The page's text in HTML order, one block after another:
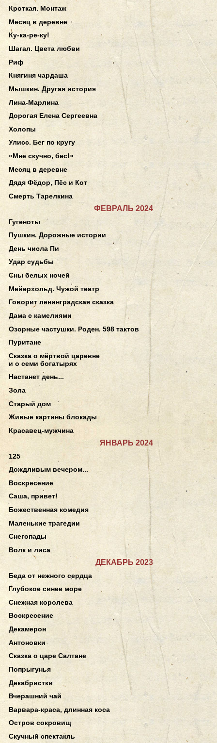
Кроткая. Монтаж
Месяц в деревне
Ку-ка-ре-ку!
Шагал. Цвета любви
Риф
Княгиня чардаша
Мышкин. Другая история
Лина-Марлина
Дорогая Елена Сергеевна
Холопы
Улисс. Бег по кругу
«Мне скучно, бес!»
Месяц в деревне
Дядя Фёдор, Пёс и Кот
Смерть Тарелкина
ФЕВРАЛЬ 2024
Гугеноты
Пушкин. Дорожные истории
День числа Пи
Удар судьбы
Сны белых ночей
Мейерхольд. Чужой театр
Говорит ленинградская сказка
Дама с камелиями
Озорные частушки. Роден. 598 тактов
Пуритане
Сказка о мёртвой царевне
и о семи богатырях
Настанет день...
Зола
Старый дом
Живые картины блокады
Красавец-мужчина
ЯНВАРЬ 2024
125
Дождливым вечером...
Воскресение
Саша, привет!
Божественная комедия
Маленькие трагедии
Снегопады
Волк и лиса
ДЕКАБРЬ 2023
Беда от нежного сердца
Глубокое синее море
Снежная королева
Воскресение
Декамерон
Антоновки
Сказка о царе Салтане
Попрыгунья
Декабристки
Вчерашний чай
Варвара-краса, длинная коса
Остров сокровищ
Скучный спектакль